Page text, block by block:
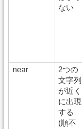
ない
near
2つの
文字列
が近く
に出現
する
(順不